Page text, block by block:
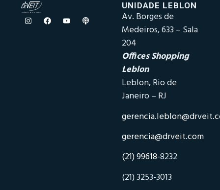
UNIDADE LEBLON
Av. Borges de
Medeiros, 633 – Sala
204
Offices Shopping
Leblon
Leblon, Rio de
Janeiro – RJ
gerencia@drveit.com
(21) 99618-8232
(21) 3253-3013